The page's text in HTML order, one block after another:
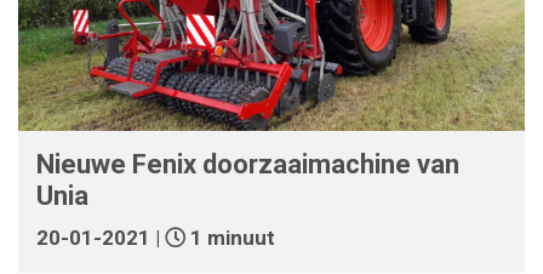
Nieuwe Fenix doorzaaimachine van
Unia
20-01-2021 | 1 minuut